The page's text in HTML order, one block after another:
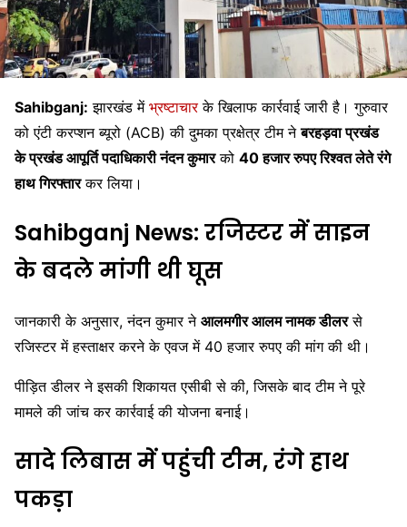
Sahibganj: झारखंड में भ्रष्टाचारके खिलाफ कार्रवाई जारी है। गुरुवार
को एंटी करप्शन ब्यूरो (ACB) की दुमका प्रक्षेत्र टीम नेबरहड़वा प्रखंड
के प्रखंड आपूर्ति पदाधिकारी नंदन कुमारको 40 हजार रुपए रिश्वत लेते रंगे
हाथ गिरफ्तारकर लिया।
Sahibganj News: रजिस्टर में साइन
के बदले मांगी थी घूस
जानकारी के अनुसार, नंदन कुमार ने आलमगीर आलम नामक डीलरसे
रजिस्टर में हस्ताक्षर करने के एवज में 40 हजार रुपए की मांग की थी।
पीड़ित डीलर ने इसकी शिकायत एसीबी से की, जिसके बाद टीम ने पूरे
मामले की जांच कर कार्रवाई की योजना बनाई।
सादे लिबास में पहुंची टीम, रंगे हाथ
पकड़ा